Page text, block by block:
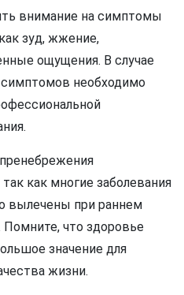
внимание на симптомы
зуд, жжение,
ощущения. В случае
необходимо
как многие заболевания
вылечены при раннем
Помните, что здоровье
значение для
жизни.